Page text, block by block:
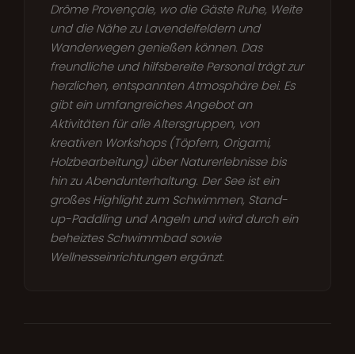
Drôme Provençale, wo die Gäste Ruhe, Weite
und die Nähe zu Lavendelfeldern und
Wanderwegen genießen können. Das
freundliche und hilfsbereite Personal trägt zur
herzlichen, entspannten Atmosphäre bei. Es
gibt ein umfangreiches Angebot an
Aktivitäten für alle Altersgruppen, von
kreativen Workshops (Töpfern, Origami,
Holzbearbeitung) über Naturerlebnisse bis
hin zu Abendunterhaltung. Der See ist ein
großes Highlight zum Schwimmen, Stand-
up-Paddling und Angeln und wird durch ein
beheiztes Schwimmbad sowie
Wellnesseinrichtungen ergänzt.